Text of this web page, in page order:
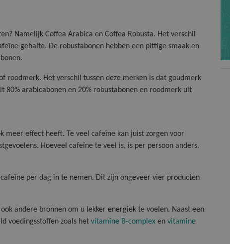
Namelijk Coffea Arabica en Coffea Robusta. Het verschil
gehalte. De robustabonen hebben een pittige smaak en
roodmerk. Het verschil tussen deze merken is dat goudmerk
80% arabicabonen en 20% robustabonen en roodmerk uit
meer effect heeft. Te veel cafeïne kan juist zorgen voor
Hoeveel cafeïne te veel is, is per persoon anders.
per dag in te nemen. Dit zijn ongeveer vier producten
andere bronnen om u lekker energiek te voelen. Naast een
voedingsstoffen zoals het vitamine B-complex en vitamine